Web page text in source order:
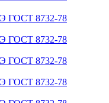
ГОСТ 8732-78
ГОСТ 8732-78
ГОСТ 8732-78
ГОСТ 8732-78